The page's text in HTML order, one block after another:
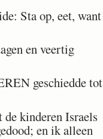
Sta op, eet, want
en veertig
geschiedde tot
kinderen Israels
en ik alleen